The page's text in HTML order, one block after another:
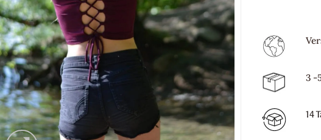
3 -
14